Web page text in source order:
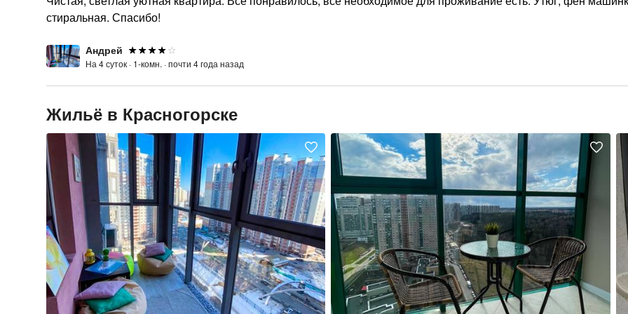
стиральная. Спасибо!
Андрей
На 4 суток · 1-комн. ·почти 4 года назад
Жильё в Красногорске